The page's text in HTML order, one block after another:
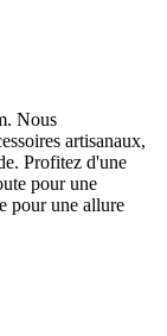
Nous
artisanaux,
Profitez d'une
pour une
pour une allure